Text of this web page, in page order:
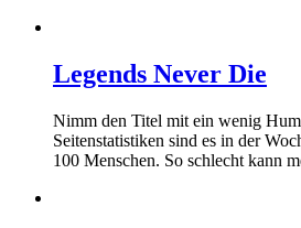
Legends Never Die
Nimm den Titel mit ein wenig
Seitenstatistiken sind es in der
100 Menschen. So schlecht kann